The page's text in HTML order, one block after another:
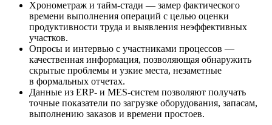
Хронометраж и тайм-стади — замер фактического
времени выполнения операций с целью оценки
продуктивности труда и выявления неэффективных
участков.
Опросы и интервью с участниками процессов —
качественная информация, позволяющая обнаружить
скрытые проблемы и узкие места, незаметные
в формальных отчетах.
Данные из ERP- и MES-систем позволяют получать
точные показатели по загрузке оборудования, запасам,
выполнению заказов и времени простоев.